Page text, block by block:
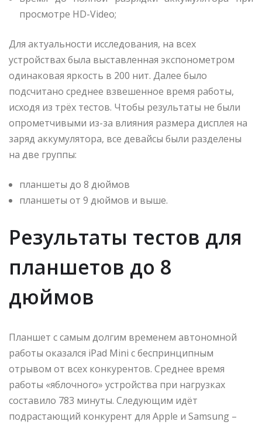
просмотре HD-Video;
Для актуальности исследования, на всех
устройствах была выставленная экспонометром
одинаковая яркость в 200 нит. Далее было
подсчитано среднее взвешенное время работы,
исходя из трёх тестов. Чтобы результаты не были
опрометчивыми из-за влияния размера дисплея на
заряд аккумулятора, все девайсы были разделены
на две группы:
планшеты до 8 дюймов
планшеты от 9 дюймов и выше.
Результаты тестов для
планшетов до 8
дюймов
Планшет с самым долгим временем автономной
работы оказался iPad Mini с беспринципным
отрывом от всех конкурентов. Среднее время
работы «яблочного» устройства при нагрузках
составило 783 минуты. Следующим идёт
подрастающий конкурент для Apple и Samsung –